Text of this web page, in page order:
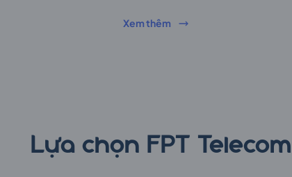
Xem thêm
Lựa chọn FPT Telecom